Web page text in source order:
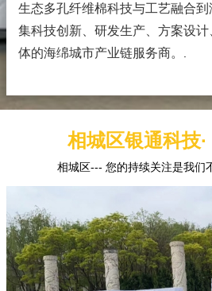
生态多孔纤维棉科技与工艺融合
集科技创新、研发生产、方案设
体的海绵城市产业链服务商。
相城区银通科技
相城区--- 您的持续关注是我们